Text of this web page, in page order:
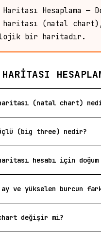
Haritası Hesaplama
haritası (natal
bir haritadır.
HARITASI
haritası (natal chart)
(big three) nedir?
haritası hesabı için
ay ve yükselen burcun
değişir mi?